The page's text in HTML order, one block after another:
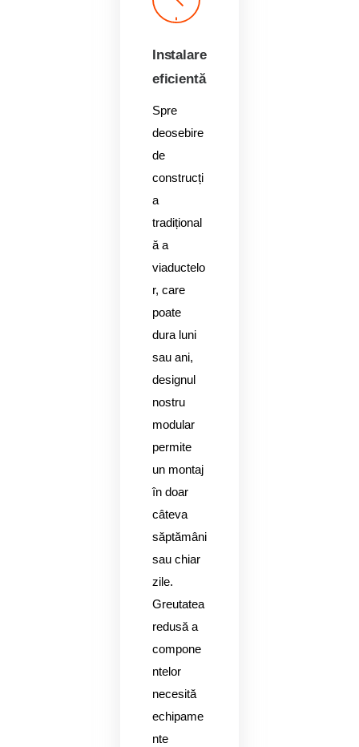
Instalare
eficientă
Spre
deosebire
de
construcți
a
tradițional
ă a
viaductelo
r, care
poate
dura luni
sau ani,
designul
nostru
modular
permite
un montaj
în doar
câteva
săptămâni
sau chiar
zile.
Greutatea
redusă a
compone
ntelor
necesită
echipame
nte